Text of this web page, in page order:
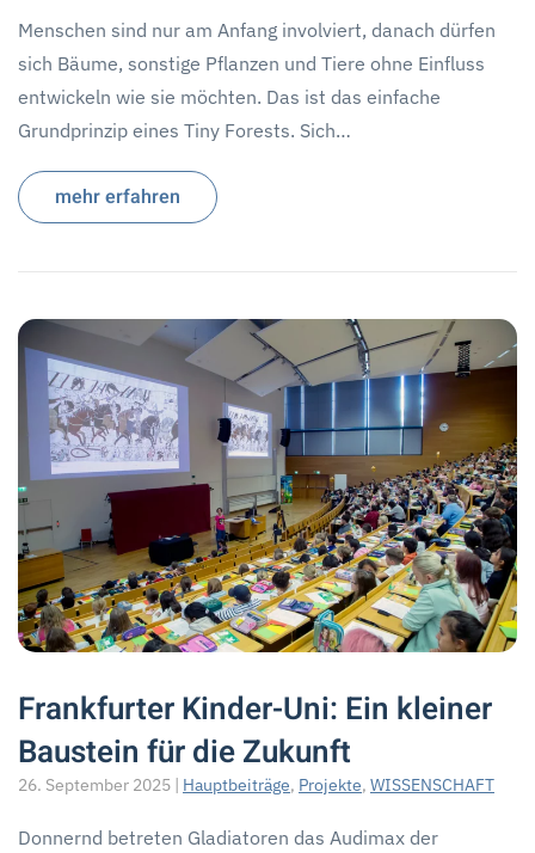
Menschen sind nur am Anfang involviert, danach dürfen
sich Bäume, sonstige Pflanzen und Tiere ohne Einfluss
entwickeln wie sie möchten. Das ist das einfache
Grundprinzip eines Tiny Forests. Sich…
mehr erfahren
Frankfurter Kinder-Uni: Ein kleiner
Baustein für die Zukunft
26. September 2025 | Hauptbeiträge, Projekte, WISSENSCHAFT
Donnernd betreten Gladiatoren das Audimax der